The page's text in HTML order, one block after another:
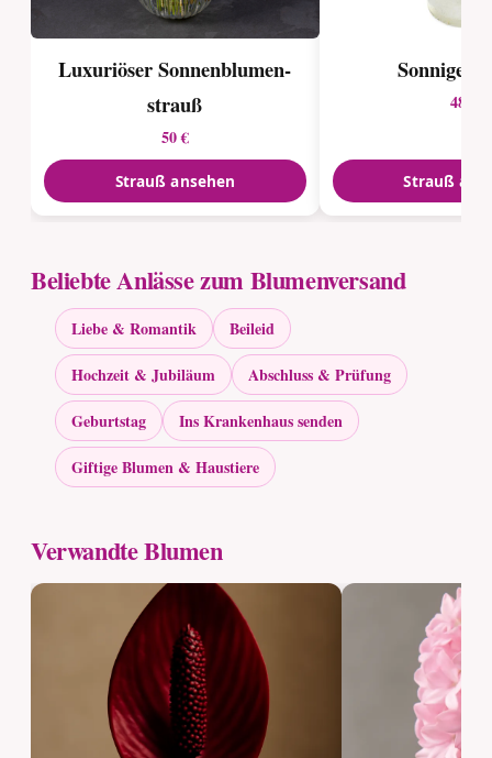
Luxuriöser Sonnenblumen­
strauß
50 €
Strauß ansehen
Sonnige
48 €
Strauß
Beliebte Anlässe zum Blumenversand
Liebe & Romantik
Beileid
Hochzeit & Jubiläum
Abschluss & Prüfung
Geburtstag
Ins Krankenhaus senden
Giftige Blumen & Haustiere
Verwandte Blumen